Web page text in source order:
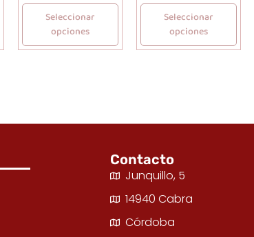
Seleccionar
opciones
Seleccionar
opciones
Contacto
Junquillo, 5
14940 Cabra
Córdoba